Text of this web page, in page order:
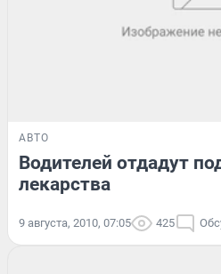
АВТО
Водителей отдадут
лекарства
9 августа, 2010, 07:05 425